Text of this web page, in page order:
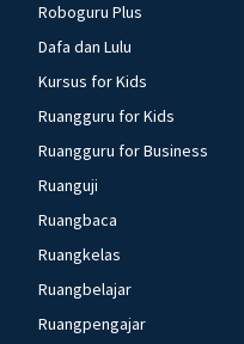
Roboguru Plus
Dafa dan Lulu
Kursus for Kids
Ruangguru for Kids
Ruangguru for Business
Ruanguji
Ruangbaca
Ruangkelas
Ruangbelajar
Ruangpengajar